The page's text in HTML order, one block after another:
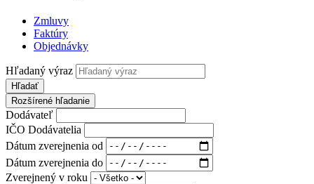
Zmluvy
Faktúry
Objednávky
Hľadaný výraz
Hľadať
Rozšírené hľadanie
Dodávateľ
IČO Dodávatelia
Dátum zverejnenia od
Dátum zverejnenia do
Zverejnený v roku